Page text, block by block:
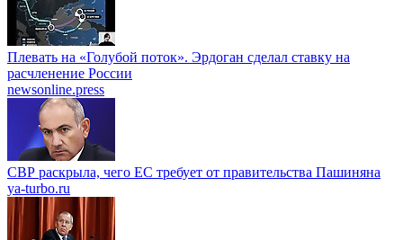
Плевать на «Голубой поток». Эрдоган сделал ставку на
расчленение России
newsonline.press
СВР раскрыла, чего ЕС требует от правительства Пашиняна
ya-turbo.ru